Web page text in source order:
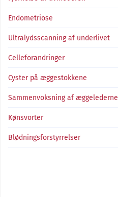
Endometriose
Ultralydsscanning af underlivet
Celleforandringer
Cyster på æggestokkene
Sammenvoksning af æggelederne
Kønsvorter
Blødningsforstyrrelser